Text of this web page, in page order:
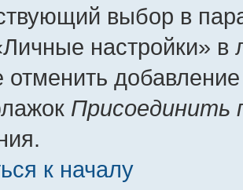
выбор в
настройки»
отменить
Присоединить
к началу